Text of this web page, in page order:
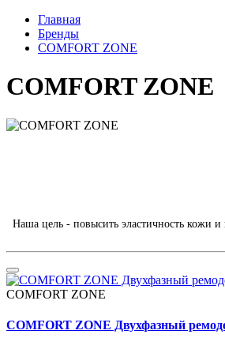
Главная
Бренды
COMFORT ZONE
COMFORT ZONE
Наша цель - повысить эластичность кожи
COMFORT ZONE
COMFORT ZONE Двухфазный